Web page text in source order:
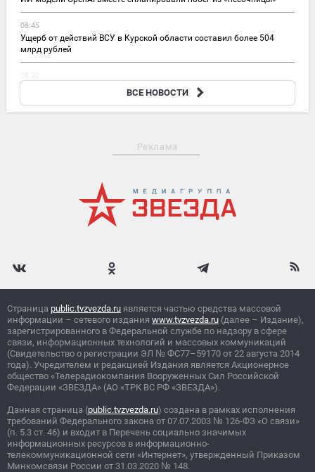
08:45
Ущерб от действий ВСУ в Курской области составил более 504
млрд рублей
Российские беспилотники поразили суда, АЗС и
ВСЕ НОВОСТИ
Реклама
Страница public.tvzvezda.ru является частью средства массовой
информации – сетевого издания www.tvzvezda.ru (далее – Издание),
зарегистрированного в Федеральной службе по надзору в сфере
связи, информационных технологий и массовых коммуникаций
(Свидетельство о регистрации ЭЛ № ФС77–59170 от 22 августа 2014
года). Учредителем и редакцией Издания является Акционерное
общество «Телерадиокомпания Вооруженных Сил Российской
Федерации «ЗВЕЗДА» (АО «ТРК ВС РФ «ЗВЕЗДА»).
Данная страница (public.tvzvezda.ru) создана в рамках исполнения
требований Федерального закона от 07.07.2003 № 126-ФЗ «О связи»
(п. 5.3 ст. 46) и входит в Перечень социально значимых
информационных ресурсов в информационно-
телекоммуникационной сети «Интернет», утвержденный Приказом
Минкомсвязи России от 31.03.2020 № 148.